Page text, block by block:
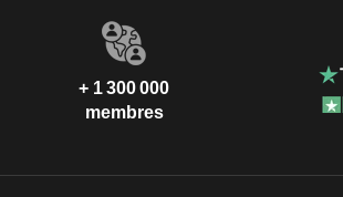
+ 1 300 000
membres